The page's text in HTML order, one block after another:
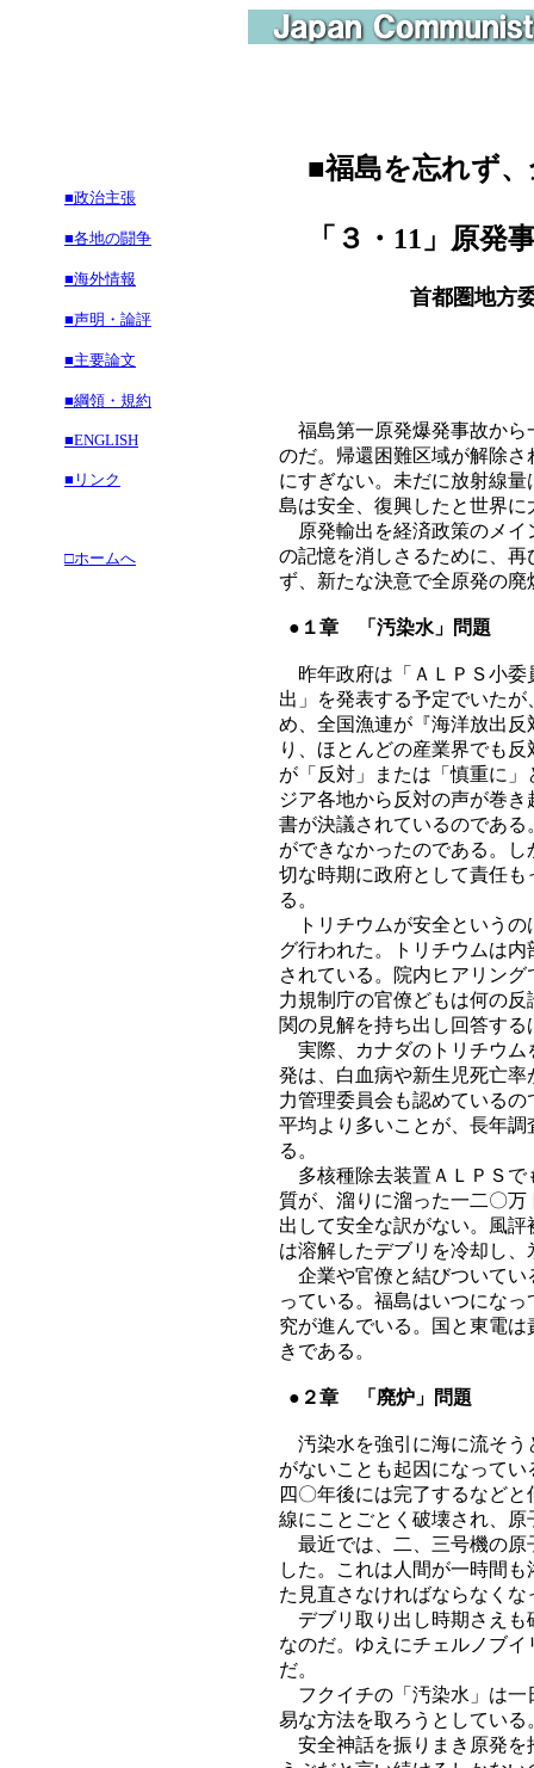
■政治主張
■各地の闘争
■海外情報
■声明・論評
■主要論文
■綱領・規約
■ENGLISH
■リンク
□ホームへ
■福島を忘れず
「３・11」原発
首都圏地方委
福島第一原発爆発事故から
のだ。帰還困難区域が解除
にすぎない。未だに放射線
島は安全、復興したと世界
原発輸出を経済政策のメイ
の記憶を消しさるために、
ず、新たな決意で全原発の
●１章 「汚染水」問題
昨年政府は「ＡＬＰＳ小委
出」を発表する予定でいた
め、全国漁連が『海洋放出
り、ほとんどの産業界でも
が「反対」または「慎重に
ジア各地から反対の声が巻
書が決議されているのであ
ができなかったのである。
切な時期に政府として責任
る。
トリチウムが安全というの
グ行われた。トリチウムは
されている。院内ヒアリン
力規制庁の官僚どもは何の
関の見解を持ち出し回答す
実際、カナダのトリチウム
発は、白血病や新生児死亡
力管理委員会も認めている
平均より多いことが、長年
る。
多核種除去装置ＡＬＰＳで
質が、溜りに溜った一二〇
出して安全な訳がない。風
は溶解したデブリを冷却し
企業や官僚と結びついてい
っている。福島はいつにな
究が進んでいる。国と東電
きである。
●２章 「廃炉」問題
汚染水を強引に海に流そう
がないことも起因になって
四〇年後には完了するなど
線にことごとく破壊され、
最近では、二、三号機の原
した。これは人間が一時間
た見直さなければならなくな
デブリ取り出し時期さえも
なのだ。ゆえにチェルノブ
だ。
フクイチの「汚染水」は一
易な方法を取ろうとしてい
安全神話を振りまき原発を